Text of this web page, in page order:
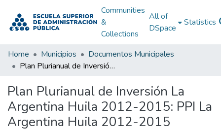
Communities
&
Collections
All of
DSpace
Statistics
Home Municipios
Documentos Municipales
Plan Plurianual de Inversión La Argentina Huila 2012-2015: PPI La Argentina Huila 2012-2015
Plan Plurianual de Inversión La
Argentina Huila 2012-2015: PPI La
Argentina Huila 2012-2015